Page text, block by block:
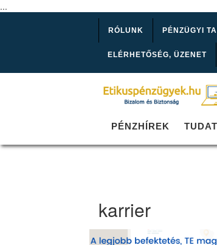
...
RÓLUNK PÉNZÜGYI
ELÉRHETŐSÉG, ÜZENET
PÉNZHÍREK
karrier